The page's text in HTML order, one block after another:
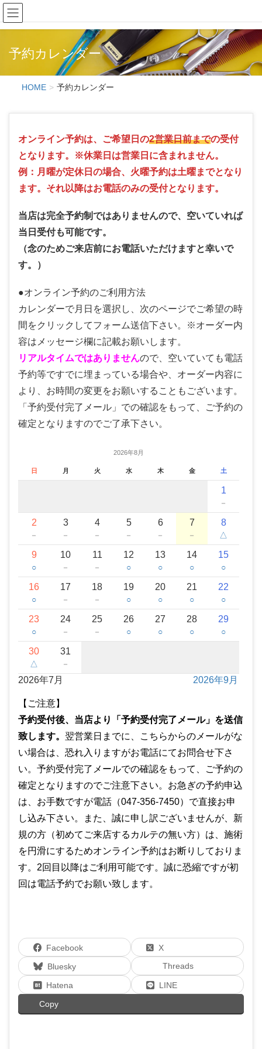
予約カレンダー
HOME 予約カレンダー
オンライン予約は、ご希望日の2営業日前までの受付
となります。※休業日は営業日に含まれません。
例：月曜が定休日の場合、火曜予約は土曜までとなり
ます。それ以降はお電話のみの受付となります。
当店は完全予約制ではありませんので、空いていれば
当日受付も可能です。
（念のためご来店前にお電話いただけますと幸いで
す。）
●オンライン予約のご利用方法
カレンダーで月日を選択し、次のページでご希望の時
間をクリックしてフォーム送信下さい。※オーダー内
容はメッセージ欄に記載お願いします。
リアルタイムではありませんので、空いていても電話
予約等ですでに埋まっている場合や、オーダー内容に
より、お時間の変更をお願いすることもございます。
「予約受付完了メール」での確認をもって、ご予約の
確定となりますのでご了承下さい。
2026年8月
日 月 火 水 木 金 土
1
－
2
－
3
－
4
－
5
－
6
－
7
－
8
△
9
○
10
－
11
－
12
○
13
○
14
○
15
○
16
○
17
－
18
－
19
○
20
○
21
○
22
○
23
○
24
－
25
－
26
○
27
○
28
○
29
○
30
△
31
－
2026年7月 2026年9月
【ご注意】
予約受付後、当店より「予約受付完了メール」を送信
致します。 翌営業日までに、こちらからのメールがな
い場合は、恐れ入りますがお電話にてお問合せ下さ
い。予約受付完了メールでの確認をもって、ご予約の
確定となりますのでご注意下さい。お急ぎの予約申込
は、お手数ですが電話（047-356-7450）で直接お申
し込み下さい。また、誠に申し訳ございませんが、新
規の方（初めてご来店するカルテの無い方）は、施術
を円滑にするためオンライン予約はお断りしておりま
す。2回目以降はご利用可能です。誠に恐縮ですが初
回は電話予約でお願い致します。
Facebook
X
Bluesky
Threads
Hatena
LINE
Copy